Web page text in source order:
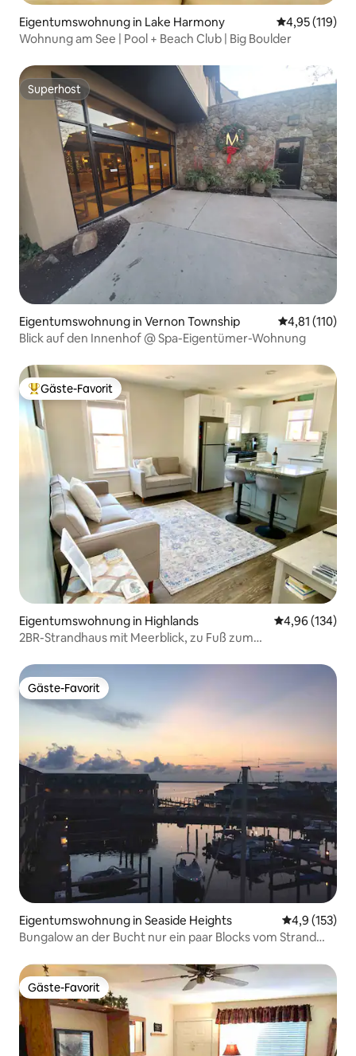
Eigentumswohnung in Lake Harmony
4,95 (119)
Wohnung am See | Pool + Beach Club | Big Boulder
Superhost
Superhost
Eigentumswohnung in Vernon Township
4,81 (110)
Blick auf den Innenhof @ Spa-Eigentümer-Wohnung
Beliebter Gäste-Favorit.
Gäste-Favorit
Eigentumswohnung in Highlands
4,96 (134)
2BR-Strandhaus mit Meerblick, zu Fuß zum
Gäste-Favorit
Gäste-Favorit
Eigentumswohnung in Seaside Heights
4,9 (153)
Bungalow an der Bucht nur ein paar Blocks vom Strand
Gäste-Favorit
Gäste-Favorit